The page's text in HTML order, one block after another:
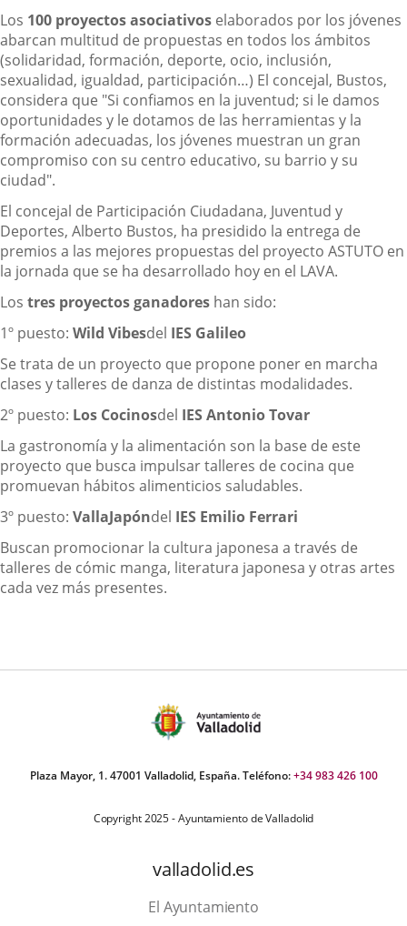
Los 100 proyectos asociativos elaborados por los jóvenes
abarcan multitud de propuestas en todos los ámbitos
(solidaridad, formación, deporte, ocio, inclusión,
sexualidad, igualdad, participación…) El concejal, Bustos,
considera que "Si confiamos en la juventud; si le damos
oportunidades y le dotamos de las herramientas y la
formación adecuadas, los jóvenes muestran un gran
compromiso con su centro educativo, su barrio y su
ciudad".
El concejal de Participación Ciudadana, Juventud y
Deportes, Alberto Bustos, ha presidido la entrega de
premios a las mejores propuestas del proyecto ASTUTO en
la jornada que se ha desarrollado hoy en el LAVA.
Los tres proyectos ganadores han sido:
1º puesto: Wild Vibesdel IES Galileo
Se trata de un proyecto que propone poner en marcha
clases y talleres de danza de distintas modalidades.
2º puesto: Los Cocinosdel IES Antonio Tovar
La gastronomía y la alimentación son la base de este
proyecto que busca impulsar talleres de cocina que
promuevan hábitos alimenticios saludables.
3º puesto: VallaJapóndel IES Emilio Ferrari
Buscan promocionar la cultura japonesa a través de
talleres de cómic manga, literatura japonesa y otras artes
cada vez más presentes.
Plaza Mayor, 1. 47001 Valladolid, España. Teléfono:+34 983 426 100
Copyright 2025 - Ayuntamiento de Valladolid
valladolid.es
El Ayuntamiento